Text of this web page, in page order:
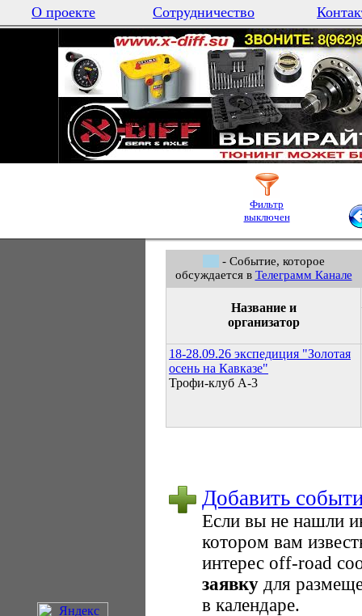
О проекте Сотрудничество
Фильтр
выключен
- Событие, которое
обсуждается в Телеграмм Канале
Название и
организатор
18-28.09.26 экспедиция "Золотая
осень на Кавказе"
Трофи-клуб А-3
Добавить
Если вы не нашли
котором вам
интерес оff-road
заявку для
в календаре.